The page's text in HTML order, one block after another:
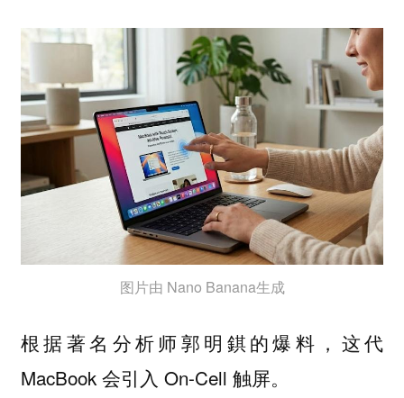
图片由 Nano Banana生成
根据著名分析师郭明錤的爆料，这代
MacBook 会引入 On-Cell 触屏。